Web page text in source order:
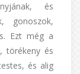
és
gonoszok,
Ezt még a
törékeny és
és alig